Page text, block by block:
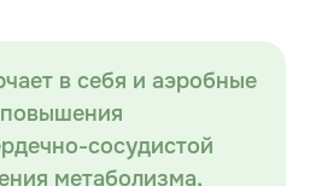
в себя и аэробные
сосудистой
метаболизма,